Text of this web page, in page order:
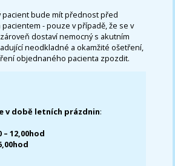
pacient bude mít přednost před
- pouze v případě, že se v
dostaví nemocný s akutním
neodkladné a okamžité ošetření,
objednaného pacienta zpozdit.
v době letních prázdnin:
– 12,00hod